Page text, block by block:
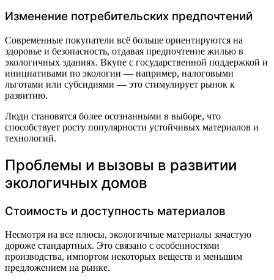
Изменение потребительских предпочтений
Современные покупатели всё больше ориентируются на
здоровье и безопасность, отдавая предпочтение жилью в
экологичных зданиях. Вкупе с государственной поддержкой и
инициативами по экологии — например, налоговыми
льготами или субсидиями — это стимулирует рынок к
развитию.
Люди становятся более осознанными в выборе, что
способствует росту популярности устойчивых материалов и
технологий.
Проблемы и вызовы в развитии
экологичных домов
Стоимость и доступность материалов
Несмотря на все плюсы, экологичные материалы зачастую
дороже стандартных. Это связано с особенностями
производства, импортом некоторых веществ и меньшим
предложением на рынке.